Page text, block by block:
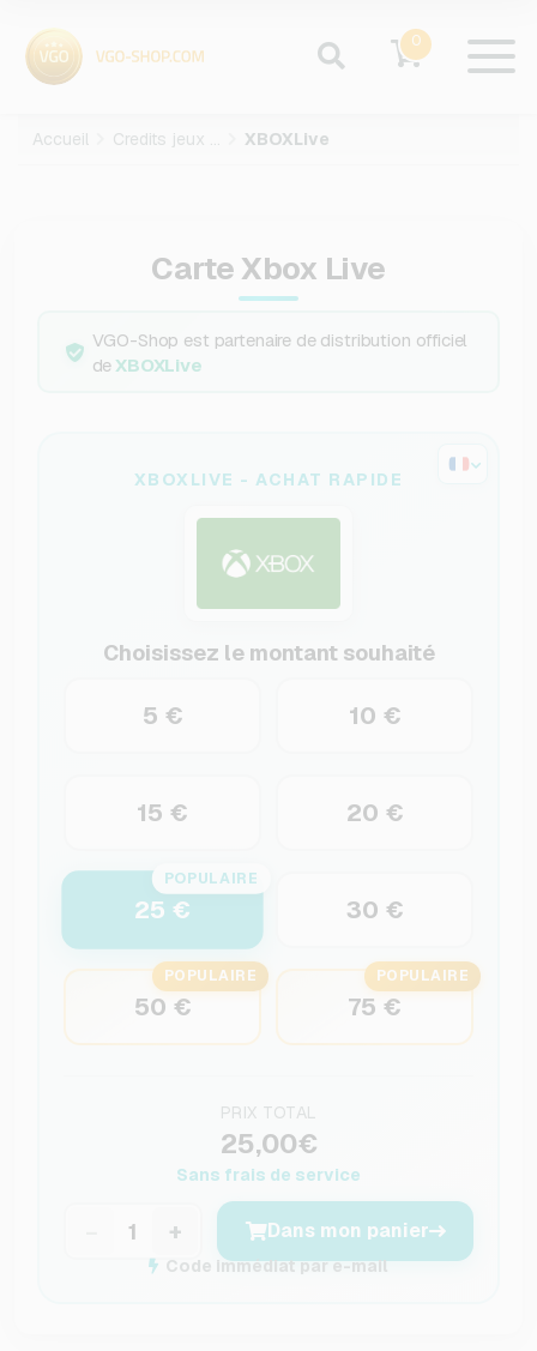
0
Accueil Credits jeux video XBOXLive
Carte Xbox Live
VGO-Shop est partenaire de distribution officiel
de XBOXLive
XBOXLIVE - ACHAT RAPIDE
Choisissez le montant souhaité
5 € 10 €
15 € 20 €
25 €
POPULAIRE
30 €
50 €
POPULAIRE
75 €
POPULAIRE
PRIX TOTAL
25,00€
Sans frais de service
+ Dans mon panier
Code immédiat par e-mail